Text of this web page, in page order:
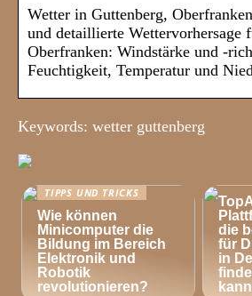
Wetter in Guttenberg,
und detaillierte Wettervorhersage
Oberfranken: Windstärke und -
Feuchtigkeit, Temperatur und
Keywords: wetter guttenberg
TIPPS UND TRICKS
Wie können
Minicomputer die
Bildung im Bereich
Elektronik und
Robotik
revolutionieren?
die
für
in